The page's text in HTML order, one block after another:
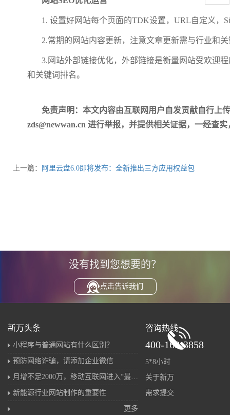
1. 设置好网站每个页面的TDK设置，URL自定义，
2.常期的网站内容更新，注意文章更新需与行业和
3.网站外部链接优化，外部链接是衡量网站受欢迎
和关键词排名。
免责声明：本文内容由互联网用户自发贡献自行上
zds@newwan.cn 进行举报，并提供相关证据，一经查
上一篇： 阿里云盘6.0即将发布：全新推出三方应用权益包
没有找到您想要的？
点击告诉我们
新万头条
小程序与普通网站有什么区别？
预防网络诈骗，请添加企业微信
新能源行业网站制作的重要性
更多
咨询热线
400-168-3858
5*8小时
关于新万
需求提交